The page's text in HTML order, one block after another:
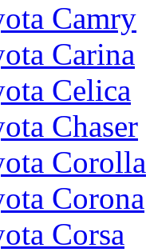
Camry
Carina
Celica
Chaser
Corolla
Corona
Corsa